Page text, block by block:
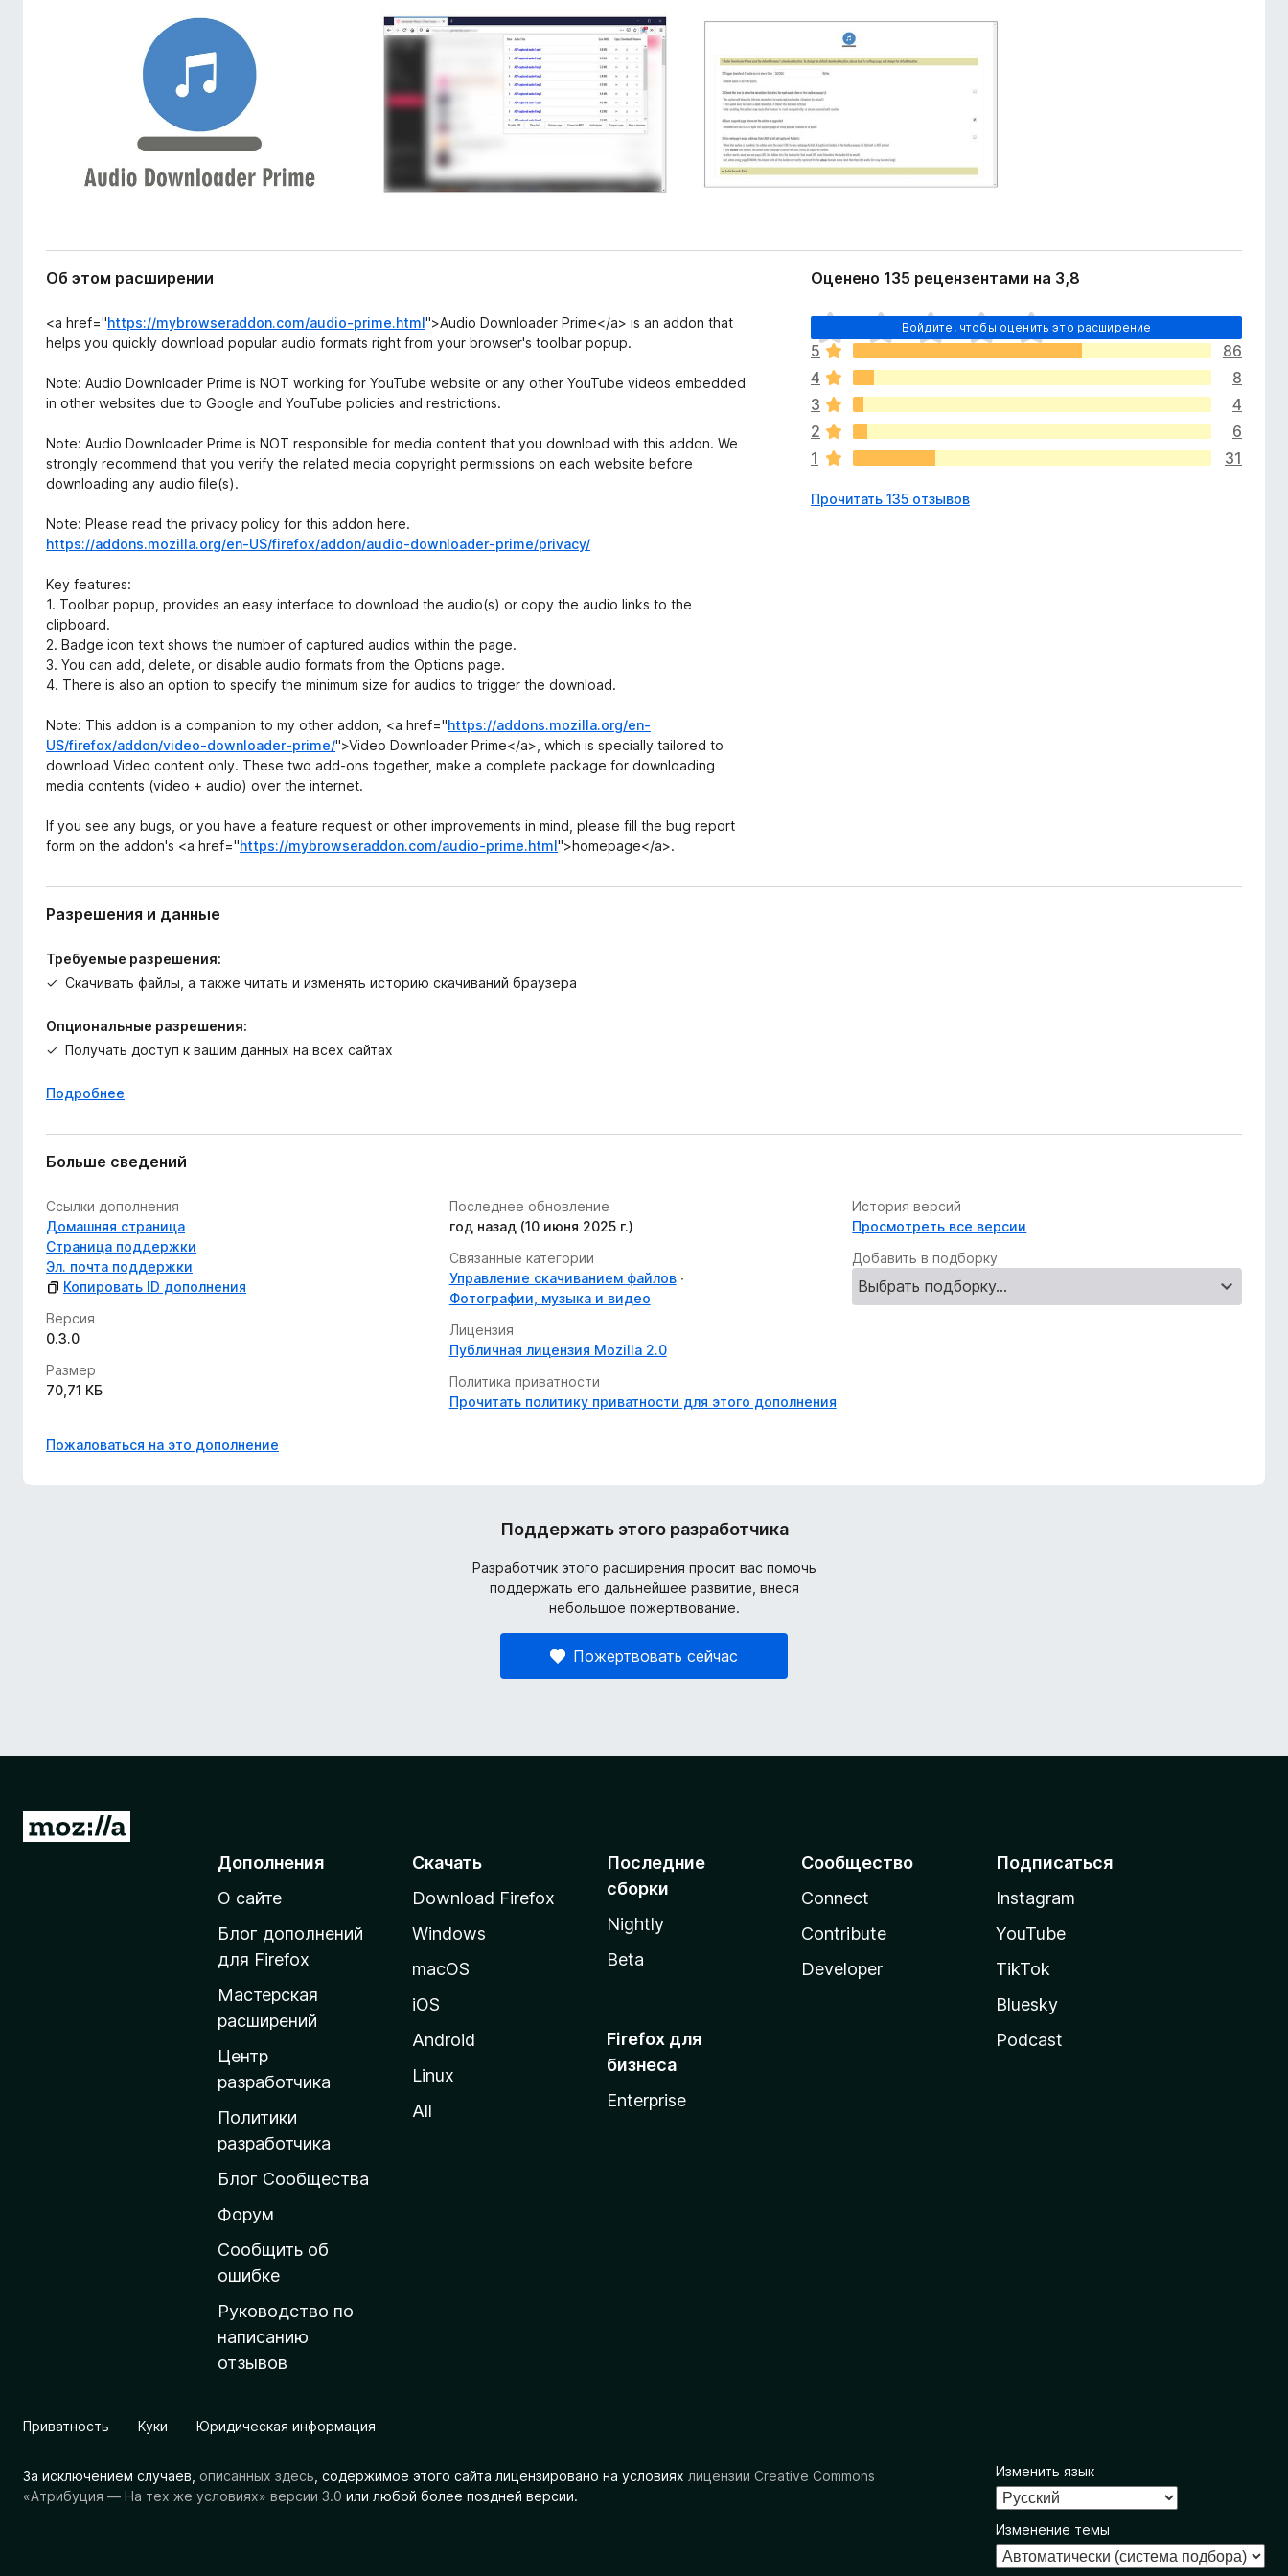
Об этом расширении
<a href="https://mybrowseraddon.com/audio-prime.html">Audio Downloader Prime</a> is an addon that
helps you quickly download popular audio formats right from your browser's toolbar popup.
Note: Audio Downloader Prime is NOT working for YouTube website or any other YouTube videos embedded
in other websites due to Google and YouTube policies and restrictions.
Note: Audio Downloader Prime is NOT responsible for media content that you download with this addon. We
strongly recommend that you verify the related media copyright permissions on each website before
downloading any audio file(s).
Note: Please read the privacy policy for this addon here.
https://addons.mozilla.org/en-US/firefox/addon/audio-downloader-prime/privacy/
Key features:
1. Toolbar popup, provides an easy interface to download the audio(s) or copy the audio links to the
clipboard.
2. Badge icon text shows the number of captured audios within the page.
3. You can add, delete, or disable audio formats from the Options page.
4. There is also an option to specify the minimum size for audios to trigger the download.
Note: This addon is a companion to my other addon, <a href="https://addons.mozilla.org/en-
US/firefox/addon/video-downloader-prime/">Video Downloader Prime</a>, which is specially tailored to
download Video content only. These two add-ons together, make a complete package for downloading
media contents (video + audio) over the internet.
If you see any bugs, or you have a feature request or other improvements in mind, please fill the bug report
form on the addon's <a href="https://mybrowseraddon.com/audio-prime.html">homepage</a>.
Оценено 135 рецензентами на 3,8
Войдите, чтобы оценить это расширение
О
ц
е
н
о
к
п
о
а
5
86
4
8
3
4
2
6
1
31
Прочитать 135 отзывов
Разрешения и данные
Требуемые разрешения:
Скачивать файлы, а также читать и изменять историю скачиваний браузера
Опциональные разрешения:
Получать доступ к вашим данных на всех сайтах
Подробнее
Больше сведений
Ссылки дополнения
Домашняя страница
Страница поддержки
Эл. почта поддержки
Копировать ID дополнения
Версия
0.3.0
Размер
70,71 КБ
Последнее обновление
год назад (10 июня 2025 г.)
Связанные категории
Управление скачиванием файлов
Фотографии, музыка и видео
Лицензия
Публичная лицензия Mozilla 2.0
Политика приватности
Прочитать политику приватности для этого дополнения
История версий
Просмотреть все версии
Добавить в подборку
Пожаловаться на это дополнение
Поддержать этого разработчика
Разработчик этого расширения просит вас помочь
поддержать его дальнейшее развитие, внеся
небольшое пожертвование.
Пожертвовать сейчас
П
ц
M
o
Дополнения
О сайте
Блог дополнений
для Firefox
Мастерская
расширений
Центр
разработчика
Политики
разработчика
Блог Сообщества
Форум
Сообщить об
ошибке
Руководство по
написанию
отзывов
Скачать
Download Firefox
Windows
macOS
iOS
Android
Linux
All
Последние
сборки
Nightly
Beta
Firefox для
бизнеса
Enterprise
Сообщество
Connect
Contribute
Developer
Подписаться
Instagram
YouTube
TikTok
Bluesky
Podcast
Приватность Куки Юридическая информация
За исключением случаев, описанных здесь , содержимое этого сайта лицензировано на условиях лицензии Creative Commons
«Атрибуция — На тех же условиях» версии 3.0 или любой более поздней версии.
Изменить язык
Изменение темы